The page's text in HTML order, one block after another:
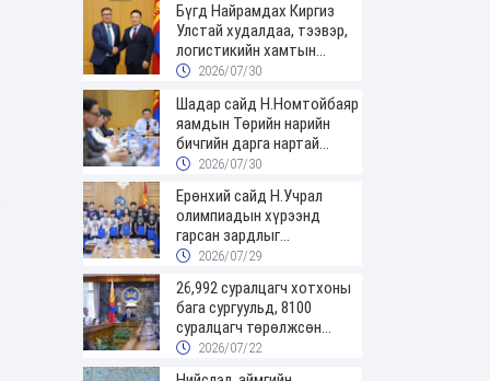
Бүгд Найрамдах Киргиз
Улстай худалдаа, тээвэр,
логистикийн хамтын
ажиллагааг өргөжүүлнэ
2026/07/30
Шадар сайд Н.Номтойбаяр
яамдын Төрийн нарийн
бичгийн дарга нартай
шуурхай хуралдлаа
2026/07/30
Ерөнхий сайд Н.Учрал
олимпиадын хүрээнд
гарсан зардлыг
шийдвэрлэж өгөхөөр
2026/07/29
26,992 суралцагч хотхоны
бага сургуульд, 8100
суралцагч төрөлжсөн
ахлах сургуульд суралцана
2026/07/22